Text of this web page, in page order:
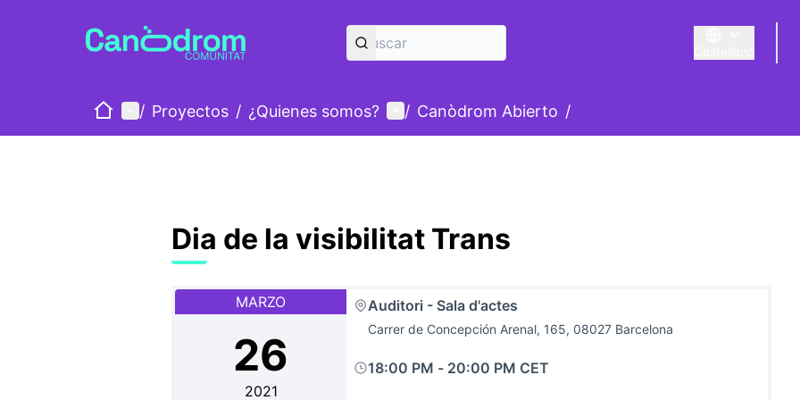
Triar la llengua
InicioMenú principal
/ Proyectos / ¿Quienes somos? Menú de usuario
/ Canòdrom Abierto /
Dia de la visibilitat Trans
MARZO
26
2021
Auditori - Sala d'actes
Carrer de Concepción Arenal, 165, 08027 Barcelona
18:00 PM - 20:00 PM CET